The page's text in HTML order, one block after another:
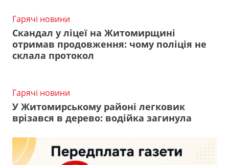
Гарячі новини
Скандал у ліцеї на Житомирщині
отримав продовження: чому поліція не
склала протокол
Гарячі новини
У Житомирському районі легковик
врізався в дерево: водійка загинула